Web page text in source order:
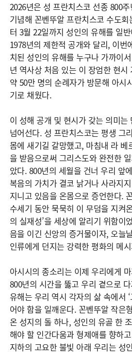
2026년은 성 프란치스코 선종 800
기념해 꼰벤뚜알 프란치스코 수도
터 3월 22일까지 성인의 유해를 일
1978년의 제한적 공개와 달리, 이번
치된 성인의 유해를 누구나 가까이
년 역사상 처음 있는 이 장엄한 현시
약 50만 명의 순례자가 방문해 아시
기로 채웠다.
이 성해 공개 및 현시가 갖는 의미는
넘어선다. 성 프란치스코는 평생 그
몸에 새기길 갈망했고, 마침내 라
을 받음으로써 그리스도와 완전한
았다. 800년의 세월을 건너 우리 앞
복음의 가치가 결코 낡거나 사라지
지니고 있음을 온몸으로 증언한다.
수세기 동안 묵묵히 이 무덤을 지켜
의 실재성’을 세상에 알리기 위함이
음을 이긴 신앙의 증거물이자, 오늘
인류에게 던지는 강력한 평화의 메
아시시의 종소리는 이제 우리에게
800년의 시간을 뚫고 우리 곁으로
유해는 우리 역시 각자의 삶 속에서
어야 함을 일깨운다. 꼰벤뚜알 작은
온 성지의 돌 하나, 성인의 유골 한
해야 할 인간다움과 형제애를 향하
지하의 고요한 불빛 아래 우리는 성